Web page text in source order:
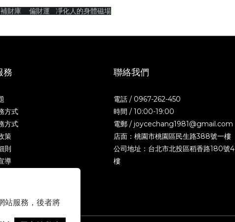
站服務，後者將
財庫 偏財運 凈化人的身體磁場
務
方式
方式
策
則
導
聯絡我們
電話 / 0967-262-450
時間 / 10:00-19:00
電郵 / joycechang1981@gmail.com
店面：桃園市桃園區民生路388號一樓
公司地址：台北市北投區稻香路180號4
樓